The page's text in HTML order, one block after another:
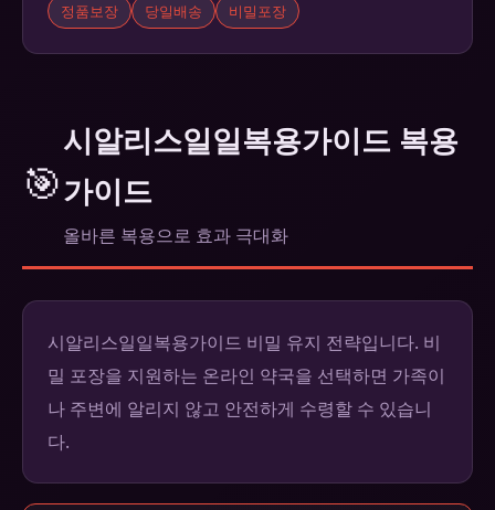
정품보장 당일배송 비밀포장
🎯
시알리스일일복용가이드 복용
가이드
올바른 복용으로 효과 극대화
시알리스일일복용가이드 비밀 유지 전략입니다. 비
밀 포장을 지원하는 온라인 약국을 선택하면 가족이
나 주변에 알리지 않고 안전하게 수령할 수 있습니
다.